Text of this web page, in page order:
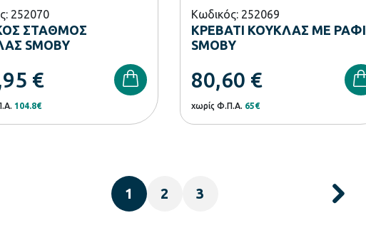
252070
ΣΤΑΘΜΟΣ
SMOBY
€
104.8€
Κωδικός: 252069
ΚΡΕΒΑΤΙ ΚΟΥΚΛΑΣ ΜΕ ΡΑΦΙ
SMOBY
80,60 €
χωρίς Φ.Π.Α. 65€
1 2 3